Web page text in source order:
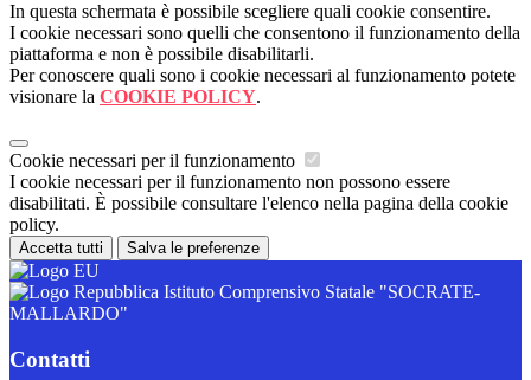
In questa schermata è possibile scegliere quali cookie consentire.
I cookie necessari sono quelli che consentono il funzionamento della
piattaforma e non è possibile disabilitarli.
Per conoscere quali sono i cookie necessari al funzionamento potete
visionare la COOKIE POLICY.
Cookie necessari per il funzionamento
I cookie necessari per il funzionamento non possono essere
disabilitati. È possibile consultare l'elenco nella pagina della cookie
policy.
Accetta tutti Salva le preferenze
Istituto Comprensivo Statale "SOCRATE-
MALLARDO"
Contatti